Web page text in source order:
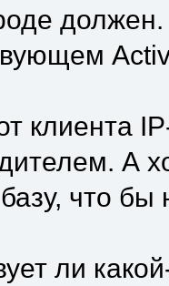
должен.
клиента
А
что бы
ли